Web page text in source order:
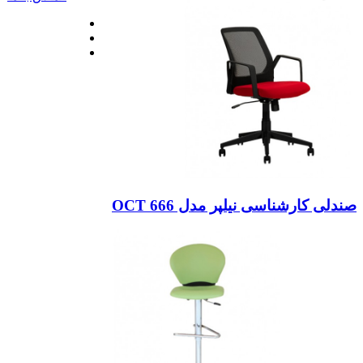
صندلی کارشناسی نیلپر مدل OCT 666